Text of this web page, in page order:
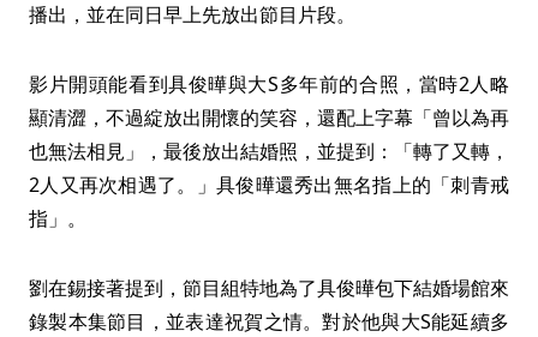
播出，並在同日早上先放出節目片段。
影片開頭能看到具俊曄與大S多年前的合照，當時2人略
顯清澀，不過綻放出開懷的笑容，還配上字幕「曾以為再
也無法相見」，最後放出結婚照，並提到：「轉了又轉，
2人又再次相遇了。」具俊曄還秀出無名指上的「刺青戒
指」。
劉在錫接著提到，節目組特地為了具俊曄包下結婚場館來
錄製本集節目，並表達祝賀之情。對於他與大S能延續多